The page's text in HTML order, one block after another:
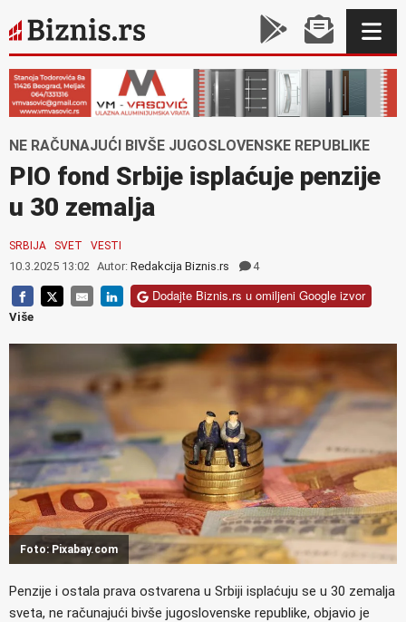
NE RAČUNAJUĆI BIVŠE JUGOSLOVENSKE REPUBLIKE
PIO fond Srbije isplaćuje penzije
u 30 zemalja
SRBIJA SVET VESTI
10.3.2025 13:02 Autor: Redakcija Biznis.rs 4
Dodajte Biznis.rs u omiljeni Google izvor
Više
Foto: Pixabay.com
Penzije i ostala prava ostvarena u Srbiji isplaćuju se u 30 zemalja
sveta, ne računajući bivše jugoslovenske republike, objavio je